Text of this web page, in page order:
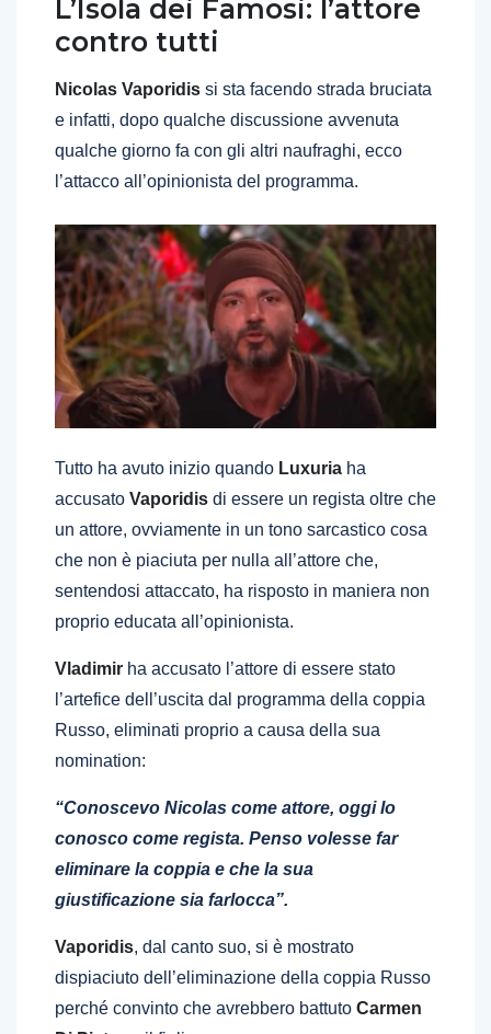
L’Isola dei Famosi: l’attore
contro tutti
Nicolas Vaporidis si sta facendo strada bruciata
e infatti, dopo qualche discussione avvenuta
qualche giorno fa con gli altri naufraghi, ecco
l’attacco all’opinionista del programma.
Tutto ha avuto inizio quando Luxuria ha
accusato Vaporidis di essere un regista oltre che
un attore, ovviamente in un tono sarcastico cosa
che non è piaciuta per nulla all’attore che,
sentendosi attaccato, ha risposto in maniera non
proprio educata all’opinionista.
Vladimir ha accusato l’attore di essere stato
l’artefice dell’uscita dal programma della coppia
Russo, eliminati proprio a causa della sua
nomination:
“Conoscevo Nicolas come attore, oggi lo
conosco come regista. Penso volesse far
eliminare la coppia e che la sua
giustificazione sia farlocca”.
Vaporidis, dal canto suo, si è mostrato
dispiaciuto dell’eliminazione della coppia Russo
perché convinto che avrebbero battuto Carmen